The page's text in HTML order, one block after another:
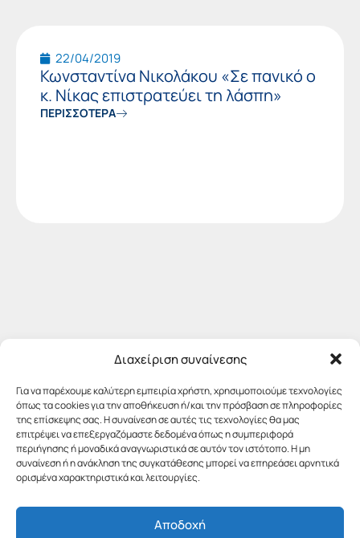
Διαχείριση συναίνεσης
Για να παρέχουμε καλύτερη εμπειρία χρήστη, χρησιμοποιούμε τεχνολογίες
όπως τα cookies για την αποθήκευση ή/και την πρόσβαση σε πληροφορίες
της επίσκεψης σας. Η συναίνεση σε αυτές τις τεχνολογίες θα μας
επιτρέψει να επεξεργαζόμαστε δεδομένα όπως η συμπεριφορά
περιήγησης ή μοναδικά αναγνωριστικά σε αυτόν τον ιστότοπο. Η μη
συναίνεση ή η ανάκληση της συγκατάθεσης μπορεί να επηρεάσει αρνητικά
ορισμένα χαρακτηριστικά και λειτουργίες.
Αποδοχή
22/04/2019
Κωνσταντίνα Νικολάκου «Σε πανικό ο
κ. Νίκας επιστρατεύει τη λάσπη»
ΠΕΡΙΣΣΟΤΕΡΑ